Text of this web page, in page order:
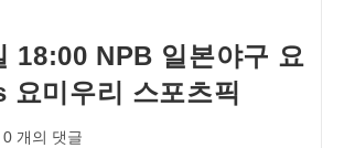
18:00 NPB 일본야구 요
요미우리 스포츠픽
0 개의 댓글